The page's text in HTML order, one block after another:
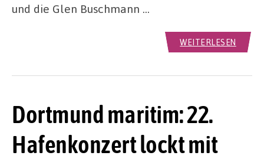
und die Glen Buschmann …
WEITERLESEN
Dortmund maritim: 22.
Hafenkonzert lockt mit